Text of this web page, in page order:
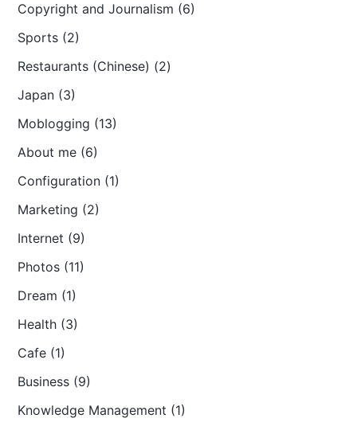
Copyright and Journalism (6)
Sports (2)
Restaurants (Chinese) (2)
Japan (3)
Moblogging (13)
About me (6)
Configuration (1)
Marketing (2)
Internet (9)
Photos (11)
Dream (1)
Health (3)
Cafe (1)
Business (9)
Knowledge Management (1)